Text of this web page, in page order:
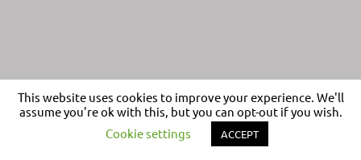
This website uses cookies to improve your experience. We'll
assume you're ok with this, but you can opt-out if you wish.
Cookie settings
ACCEPT